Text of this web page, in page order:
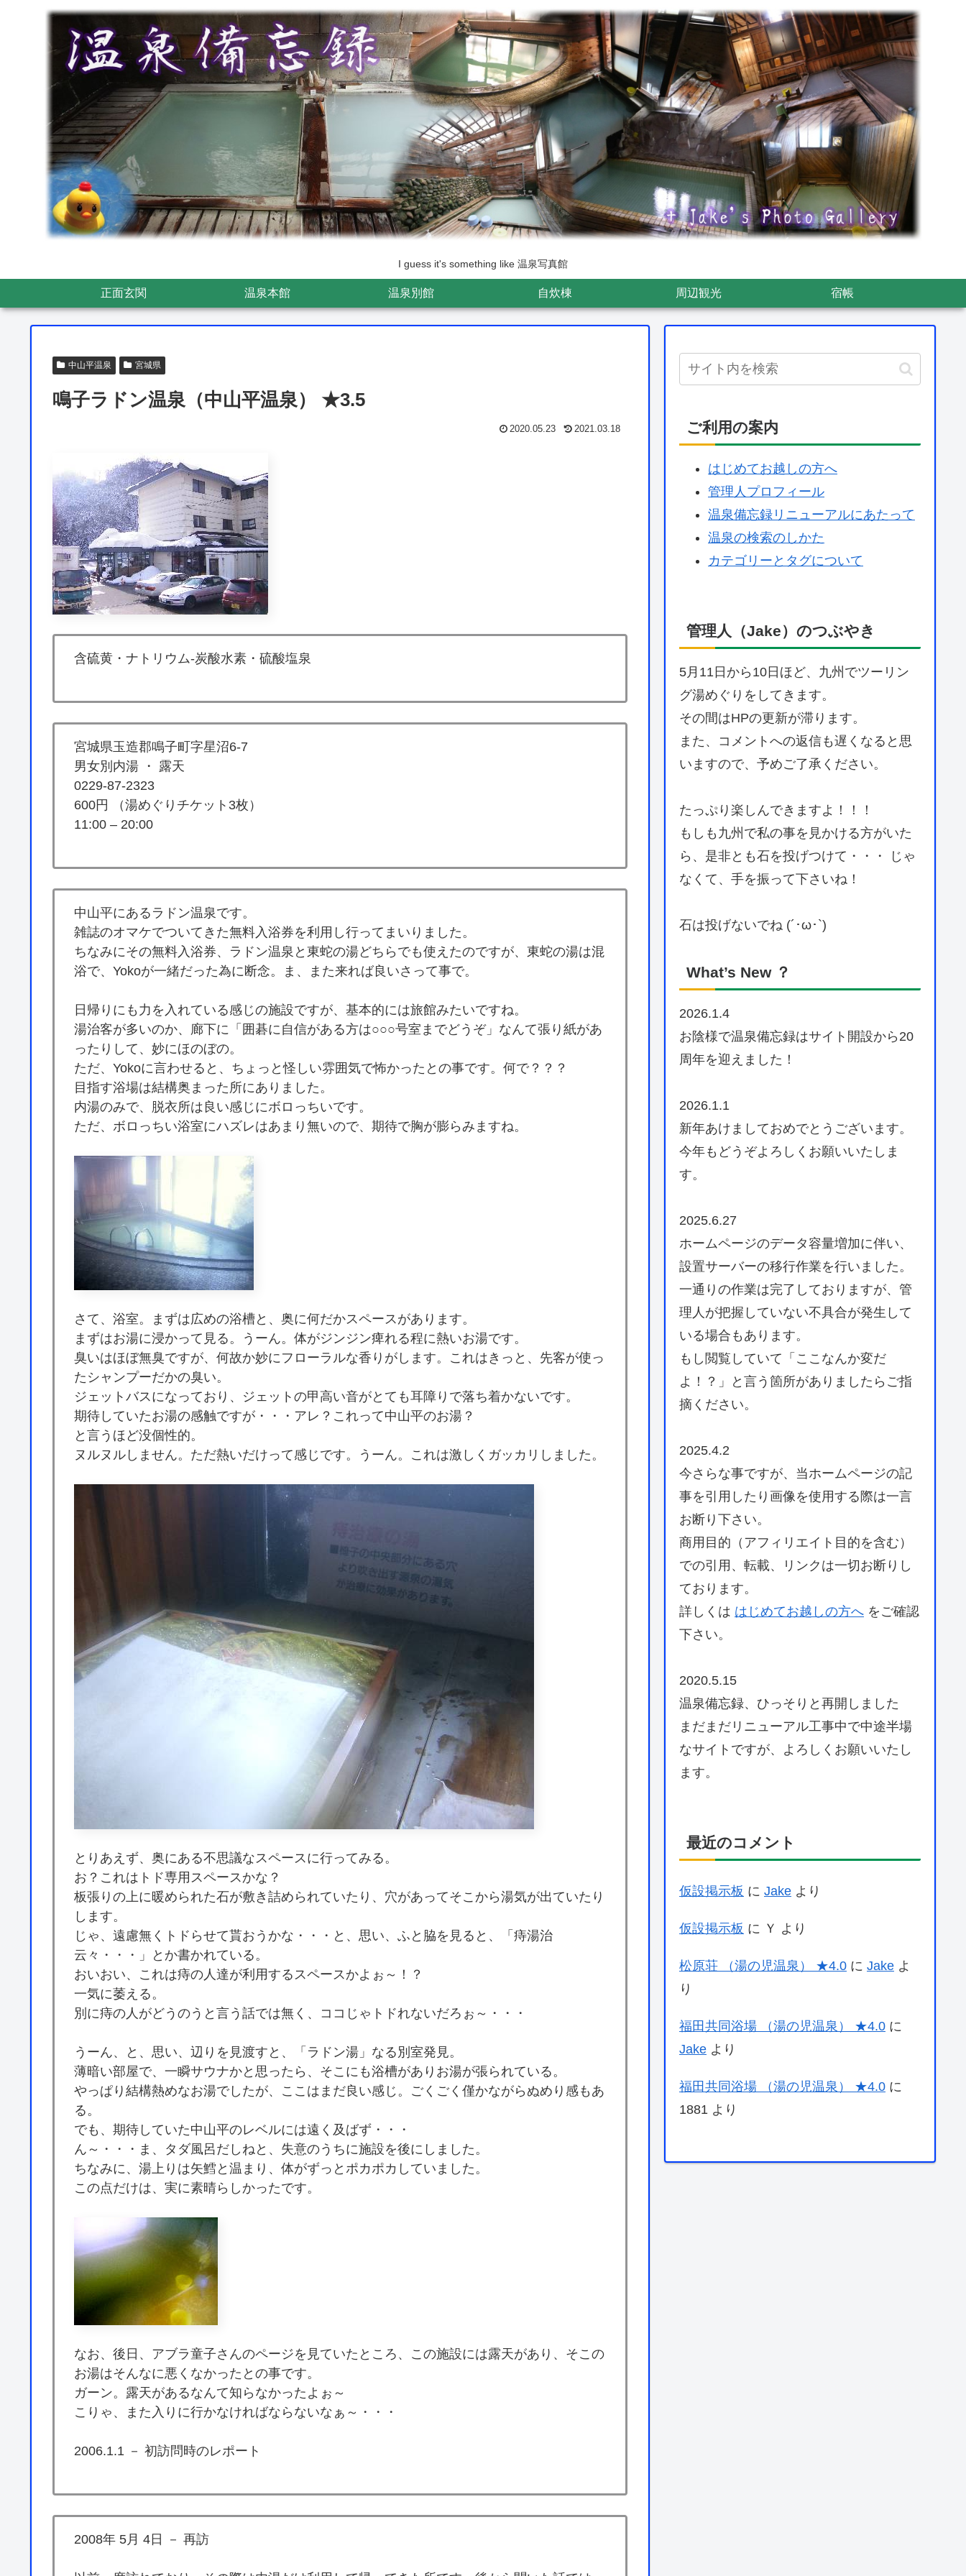
I guess it's something like 温泉写真館
正面玄関 温泉本館 温泉別館 自炊棟 周辺観光 宿帳
中山平温泉 宮城県
鳴子ラドン温泉（中山平温泉） ★3.5
2020.05.23 2021.03.18
含硫黄・ナトリウム-炭酸水素・硫酸塩泉
宮城県玉造郡鳴子町字星沼6-7
男女別内湯 ・ 露天
0229-87-2323
600円 （湯めぐりチケット3枚）
11:00 – 20:00
中山平にあるラドン温泉です。
雑誌のオマケでついてきた無料入浴券を利用し行ってまいりました。
ちなみにその無料入浴券、ラドン温泉と東蛇の湯どちらでも使えたのですが、東蛇の湯は混
浴で、Yokoが一緒だった為に断念。ま、また来れば良いさって事で。
日帰りにも力を入れている感じの施設ですが、基本的には旅館みたいですね。
湯治客が多いのか、廊下に「囲碁に自信がある方は○○○号室までどうぞ」なんて張り紙があ
ったりして、妙にほのぼの。
ただ、Yokoに言わせると、ちょっと怪しい雰囲気で怖かったとの事です。何で？？？
目指す浴場は結構奥まった所にありました。
内湯のみで、脱衣所は良い感じにボロっちいです。
ただ、ボロっちい浴室にハズレはあまり無いので、期待で胸が膨らみますね。
さて、浴室。まずは広めの浴槽と、奥に何だかスペースがあります。
まずはお湯に浸かって見る。うーん。体がジンジン痺れる程に熱いお湯です。
臭いはほぼ無臭ですが、何故か妙にフローラルな香りがします。これはきっと、先客が使っ
たシャンプーだかの臭い。
ジェットバスになっており、ジェットの甲高い音がとても耳障りで落ち着かないです。
期待していたお湯の感触ですが・・・アレ？これって中山平のお湯？
と言うほど没個性的。
ヌルヌルしません。ただ熱いだけって感じです。うーん。これは激しくガッカリしました。
とりあえず、奥にある不思議なスペースに行ってみる。
お？これはトド専用スペースかな？
板張りの上に暖められた石が敷き詰められていたり、穴があってそこから湯気が出ていたり
します。
じゃ、遠慮無くトドらせて貰おうかな・・・と、思い、ふと脇を見ると、「痔湯治
云々・・・」とか書かれている。
おいおい、これは痔の人達が利用するスペースかよぉ～！？
一気に萎える。
別に痔の人がどうのうと言う話では無く、ココじゃトドれないだろぉ～・・・
うーん、と、思い、辺りを見渡すと、「ラドン湯」なる別室発見。
薄暗い部屋で、一瞬サウナかと思ったら、そこにも浴槽がありお湯が張られている。
やっぱり結構熱めなお湯でしたが、ここはまだ良い感じ。ごくごく僅かながらぬめり感もあ
る。
でも、期待していた中山平のレベルには遠く及ばず・・・
ん～・・・ま、タダ風呂だしねと、失意のうちに施設を後にしました。
ちなみに、湯上りは矢鱈と温まり、体がずっとポカポカしていました。
この点だけは、実に素晴らしかったです。
なお、後日、アブラ童子さんのページを見ていたところ、この施設には露天があり、そこの
お湯はそんなに悪くなかったとの事です。
ガーン。露天があるなんて知らなかったよぉ～
こりゃ、また入りに行かなければならないなぁ～・・・
2006.1.1 － 初訪問時のレポート
2008年 5月 4日 － 再訪
ご利用の案内
はじめてお越しの方へ
管理人プロフィール
温泉備忘録リニューアルにあたって
温泉の検索のしかた
カテゴリーとタグについて
管理人（Jake）のつぶやき
5月11日から10日ほど、九州でツーリン
グ湯めぐりをしてきます。
その間はHPの更新が滞ります。
また、コメントへの返信も遅くなると思
いますので、予めご了承ください。
たっぷり楽しんできますよ！！！
もしも九州で私の事を見かける方がいた
ら、是非とも石を投げつけて・・・ じゃ
なくて、手を振って下さいね！
石は投げないでね (´･ω･`)
What’s New ？
2026.1.4
お陰様で温泉備忘録はサイト開設から20
周年を迎えました！
2026.1.1
新年あけましておめでとうございます。
今年もどうぞよろしくお願いいたしま
す。
2025.6.27
ホームページのデータ容量増加に伴い、
設置サーバーの移行作業を行いました。
一通りの作業は完了しておりますが、管
理人が把握していない不具合が発生して
いる場合もあります。
もし閲覧していて「ここなんか変だ
よ！？」と言う箇所がありましたらご指
摘ください。
2025.4.2
今さらな事ですが、当ホームページの記
事を引用したり画像を使用する際は一言
お断り下さい。
商用目的（アフィリエイト目的を含む）
での引用、転載、リンクは一切お断りし
ております。
詳しくは はじめてお越しの方へ をご確認
下さい。
2020.5.15
温泉備忘録、ひっそりと再開しました
まだまだリニューアル工事中で中途半場
なサイトですが、よろしくお願いいたし
ます。
最近のコメント
仮設掲示板 に Jake より
仮設掲示板 に Ｙ より
松原荘 （湯の児温泉） ★4.0 に Jake よ
り
福田共同浴場 （湯の児温泉） ★4.0 に
Jake より
福田共同浴場 （湯の児温泉） ★4.0 に
1881 より